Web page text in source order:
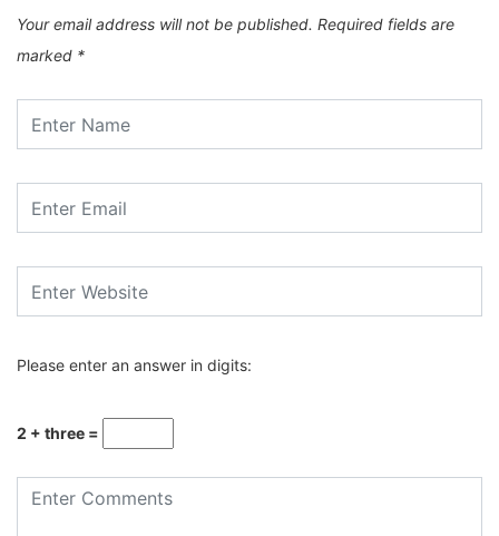
Your email address will not be published. Required fields are
marked *
Please enter an answer in digits:
2 + three =